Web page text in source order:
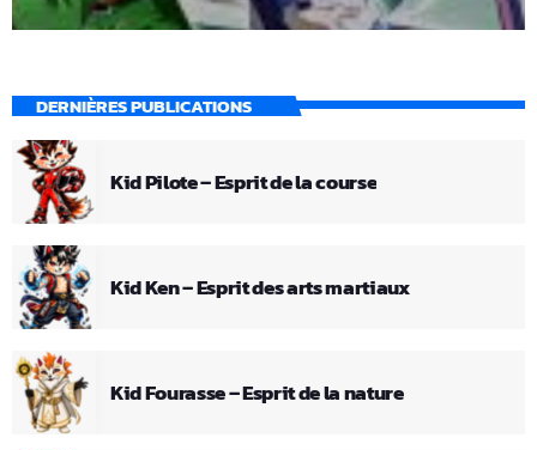
DERNIÈRES PUBLICATIONS
Kid Pilote – Esprit de la course
Kid Ken – Esprit des arts martiaux
Kid Fourasse – Esprit de la nature